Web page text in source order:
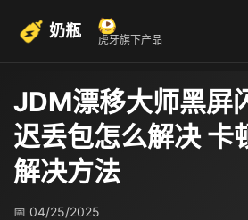
奶瓶 虎牙旗下产品
JDM漂移大师黑屏
迟丢包怎么解决 卡
解决方法
📅 04/25/2025